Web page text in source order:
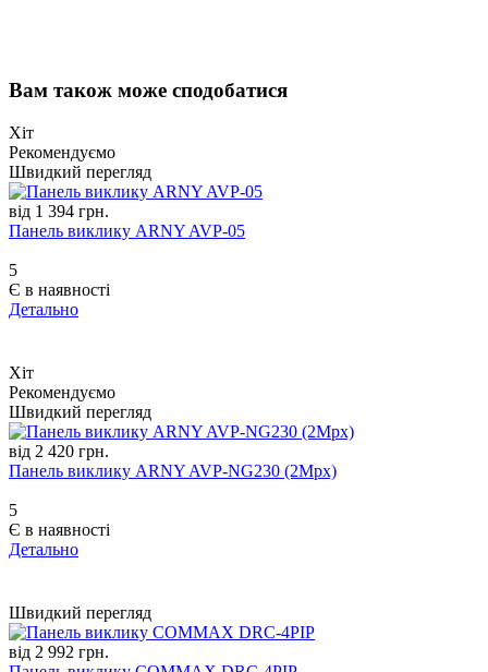
Вам також може сподобатися
Хіт
Рекомендуємо
Швидкий перегляд
від 1 394 грн.
Панель виклику ARNY AVP-05
5
Є в наявності
Детально
Хіт
Рекомендуємо
Швидкий перегляд
від 2 420 грн.
Панель виклику ARNY AVP-NG230 (2Mpx)
5
Є в наявності
Детально
Швидкий перегляд
від 2 992 грн.